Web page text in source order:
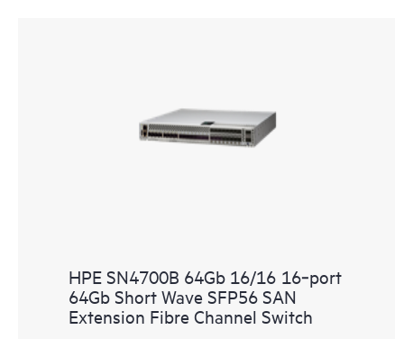
HPE SN4700B 64Gb 16/16 16‑port
64Gb Short Wave SFP56 SAN
Extension Fibre Channel Switch